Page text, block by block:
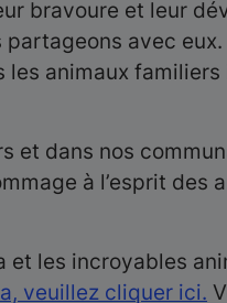
bravoure et leur
avec eux.
animaux
et dans nos
à l’esprit des
et les incroyables
veuillez cliquer ici.